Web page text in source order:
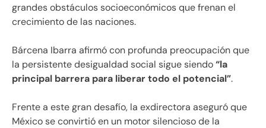
grandes obstáculos socioeconómicos que frenan el
crecimiento de las naciones.
Bárcena Ibarra afirmó con profunda preocupación que
la persistente desigualdad social sigue siendo“la
principal barrera para liberar todo el potencial”.
Frente a este gran desafío, la exdirectora aseguró que
México se convirtió en un motor silencioso de la